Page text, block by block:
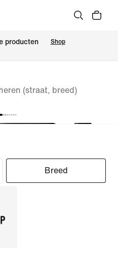
producten Shop
(straat, breed)
Breed